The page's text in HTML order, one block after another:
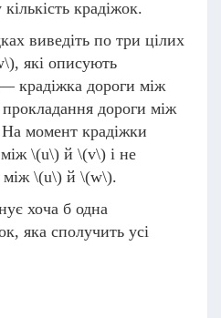
крадіжок.
виведіть по три цілих
, які описують
крадіжка дороги між
прокладання дороги між
момент крадіжки
\(u\) й \(v\) і не
між \(u\) й \(w\).
хоча б одна
яка сполучить усі